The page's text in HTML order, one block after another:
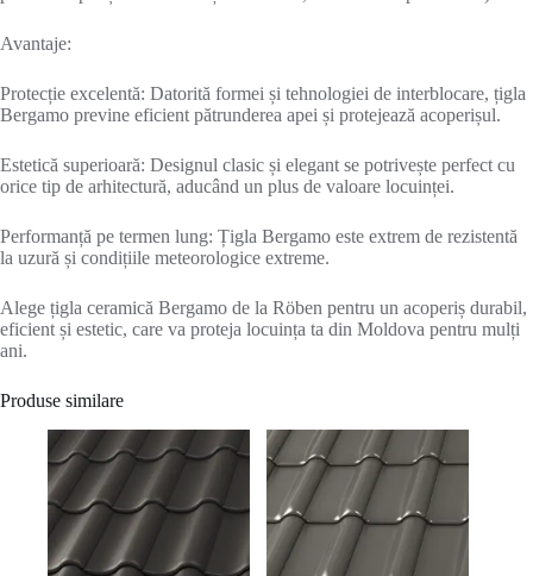
Avantaje:
Protecție excelentă: Datorită formei și tehnologiei de interblocare, țigla
Bergamo previne eficient pătrunderea apei și protejează acoperișul.
Estetică superioară: Designul clasic și elegant se potrivește perfect cu
orice tip de arhitectură, aducând un plus de valoare locuinței.
Performanță pe termen lung: Țigla Bergamo este extrem de rezistentă
la uzură și condițiile meteorologice extreme.
Alege țigla ceramică Bergamo de la Röben pentru un acoperiș durabil,
eficient și estetic, care va proteja locuința ta din Moldova pentru mulți
ani.
Produse similare